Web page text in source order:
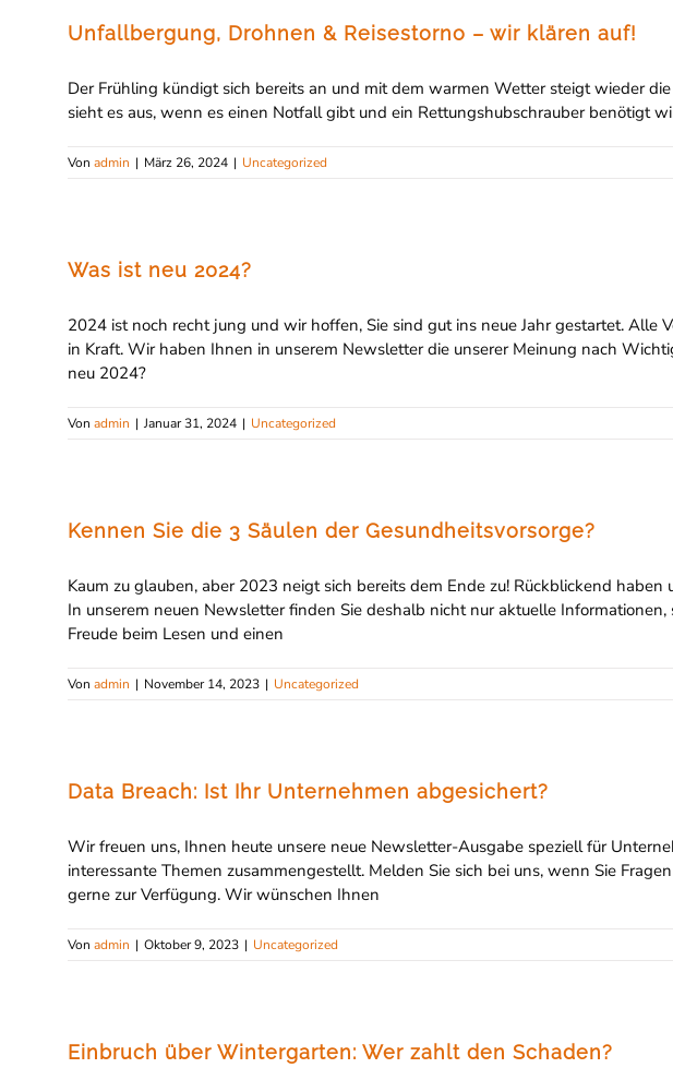
Unfallbergung, Drohnen & Reisestorno – wir klären auf!
Der Frühling kündigt sich bereits an und mit dem warmen Wetter steigt wieder
sieht es aus, wenn es einen Notfall gibt und ein Rettungshubschrauber benötigt
Von admin | März 26, 2024 | Uncategorized
Was ist neu 2024?
2024 ist noch recht jung und wir hoffen, Sie sind gut ins neue Jahr gestartet. Alle
in Kraft. Wir haben Ihnen in unserem Newsletter die unserer Meinung nach
neu 2024?
Von admin | Januar 31, 2024 | Uncategorized
Kennen Sie die 3 Säulen der Gesundheitsvorsorge?
Kaum zu glauben, aber 2023 neigt sich bereits dem Ende zu! Rückblickend
In unserem neuen Newsletter finden Sie deshalb nicht nur aktuelle
Freude beim Lesen und einen
Von admin | November 14, 2023 | Uncategorized
Data Breach: Ist Ihr Unternehmen abgesichert?
Wir freuen uns, Ihnen heute unsere neue Newsletter-Ausgabe speziell für
interessante Themen zusammengestellt. Melden Sie sich bei uns, wenn Sie
gerne zur Verfügung. Wir wünschen Ihnen
Von admin | Oktober 9, 2023 | Uncategorized
Einbruch über Wintergarten: Wer zahlt den Schaden?